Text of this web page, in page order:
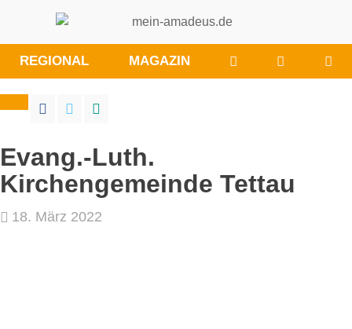
REGIONAL MAGAZIN WÜNSCHE/
SIE
Evang.-Luth.
Kirchengemeinde Tettau
18. März 2022